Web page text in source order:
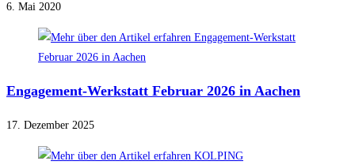
6. Mai 2020
Engagement-Werkstatt Februar 2026 in Aachen
17. Dezember 2025